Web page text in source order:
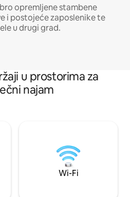
opremljene stambene
i postojeće zaposlenike te
u drugi grad.
u prostorima za
najam
Wi-Fi